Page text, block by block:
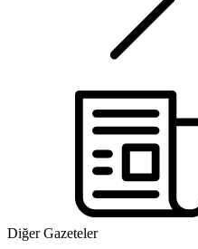
Diğer Gazeteler